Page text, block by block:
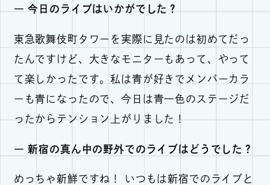
― 今日のライブはいかがでした？
東急歌舞伎町タワーを実際に見たのは初めてだっ
たんですけど、大きなモニターもあって、やって
て楽しかったです。私は青が好きでメンバーカラ
ーも青になったので、今日は青一色のステージだ
ったからテンション上がりました！
― 新宿の真ん中の野外でのライブはどうでした？
めっちゃ新鮮ですね！ いつもは新宿でのライブと